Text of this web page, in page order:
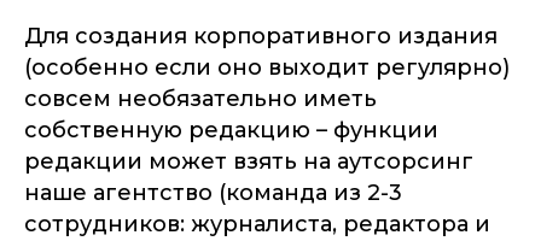
Для создания корпоративного издания
(особенно если оно выходит регулярно)
совсем необязательно иметь
собственную редакцию – функции
редакции может взять на аутсорсинг
наше агентство (команда из 2-3
сотрудников: журналиста, редактора и